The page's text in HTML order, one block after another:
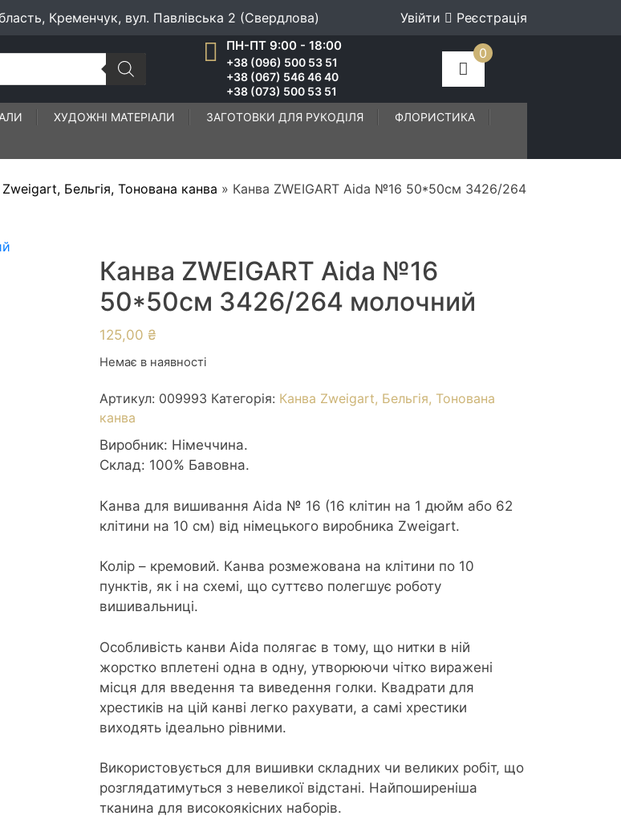
Кременчук, вул. Павлівська 2 (Свердлова) Увійти Реєстрація
ПН-ПТ 9:00 - 18:00
+38 (096) 500 53 51
+38 (067) 546 46 40
+38 (073) 500 53 51
0
ХУДОЖНІ МАТЕРІАЛИ ЗАГОТОВКИ ДЛЯ РУКОДІЛЯ ФЛОРИСТИКА
Бельгія, Тонована канва » Канва ZWEIGART Aida №16 50*50см 3426/264
Канва ZWEIGART Aida №16
50*50см 3426/264 молочний
125,00 ₴
Немає в наявності
Артикул: 009993 Категорія: Канва Zweigart, Бельгія, Тонована
канва
Виробник: Німеччина.
Склад: 100% Бавовна.
Канва для вишивання Aida № 16 (16 клітин на 1 дюйм або 62
клітини на 10 см) від німецького виробника Zweigart.
Колір – кремовий. Канва розмежована на клітини по 10
пунктів, як і на схемі, що суттєво полегшує роботу
вишивальниці.
Особливість канви Aida полягає в тому, що нитки в ній
жорстко вплетені одна в одну, утворюючи чітко виражені
місця для введення та виведення голки. Квадрати для
хрестиків на цій канві легко рахувати, а самі хрестики
виходять ідеально рівними.
Використовується для вишивки складних чи великих робіт, що
розглядатимуться з невеликої відстані. Найпоширеніша
тканина для високоякісних наборів.